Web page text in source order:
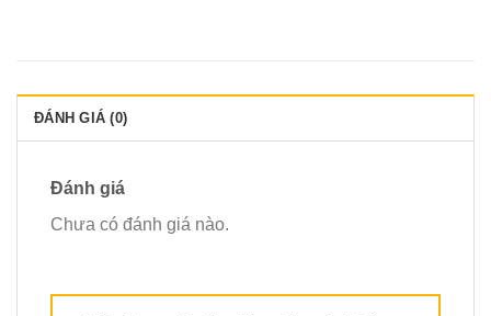
ĐÁNH GIÁ (0)
Đánh giá
Chưa có đánh giá nào.